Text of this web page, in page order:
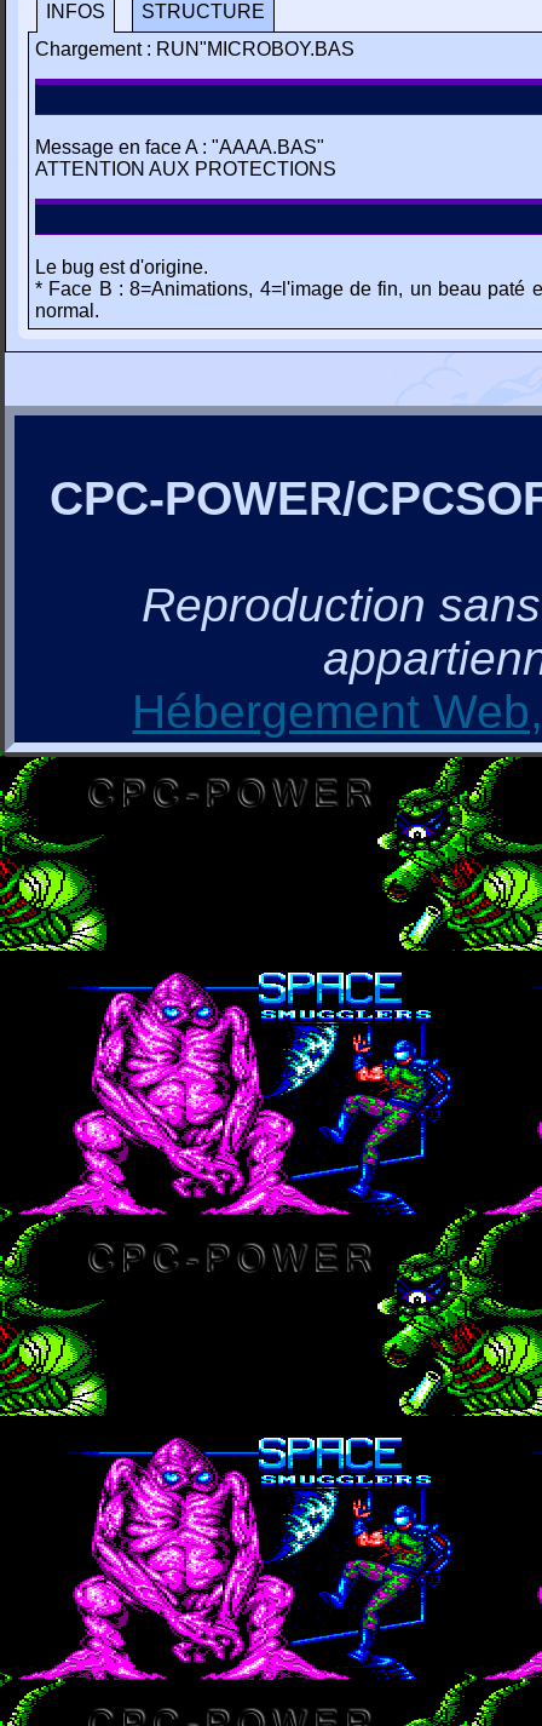
INFOS
STRUCTURE
Chargement : RUN"MICROBOY.BAS
Message en face A : "AAAA.BAS"
ATTENTION AUX PROTECTIONS
Le bug est d'origine.
* Face B : 8=Animations, 4=l'image de fin, un beau paté
normal.
CPC-POWER/
Reproduction
Hébergement